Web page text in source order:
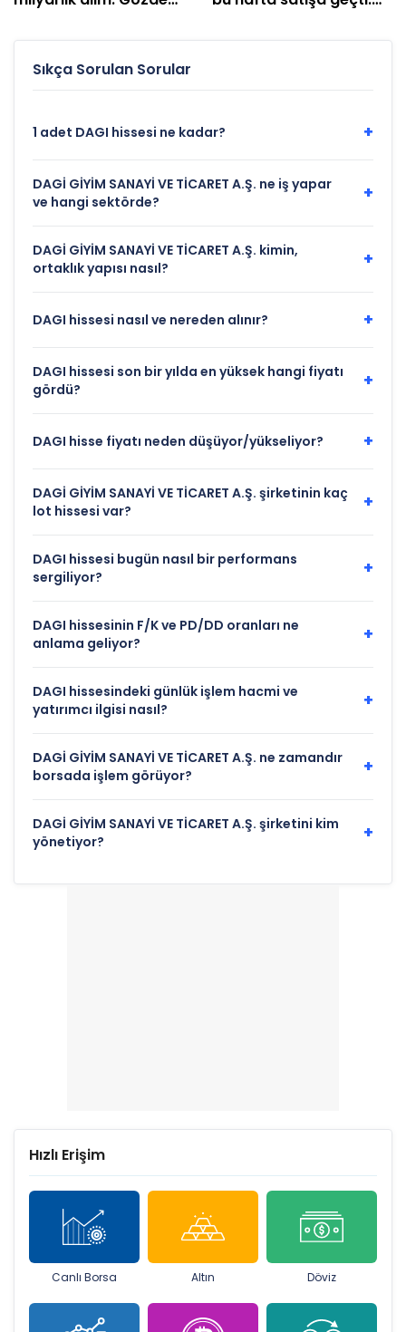
Sıkça Sorulan Sorular
1 adet DAGI hissesi ne kadar? +
DAGİ GİYİM SANAYİ VE TİCARET A.Ş. ne iş yapar
ve hangi sektörde?
+
DAGİ GİYİM SANAYİ VE TİCARET A.Ş. kimin,
ortaklık yapısı nasıl?
+
DAGI hissesi nasıl ve nereden alınır? +
DAGI hissesi son bir yılda en yüksek hangi fiyatı
gördü?
+
DAGI hisse fiyatı neden düşüyor/yükseliyor? +
DAGİ GİYİM SANAYİ VE TİCARET A.Ş. şirketinin kaç
lot hissesi var?
+
DAGI hissesi bugün nasıl bir performans
sergiliyor?
+
DAGI hissesinin F/K ve PD/DD oranları ne
anlama geliyor?
+
DAGI hissesindeki günlük işlem hacmi ve
yatırımcı ilgisi nasıl?
+
DAGİ GİYİM SANAYİ VE TİCARET A.Ş. ne zamandır
borsada işlem görüyor?
+
DAGİ GİYİM SANAYİ VE TİCARET A.Ş. şirketini kim
yönetiyor?
+
Hızlı Erişim
Canlı Borsa Altın Döviz